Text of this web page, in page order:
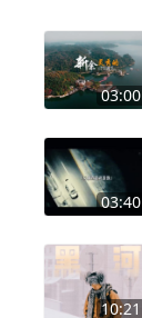
03:00
03:40
10:21